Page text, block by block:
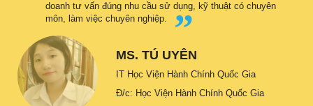
doanh tư vấn đúng nhu cầu sử dụng, kỹ thuật có chuyên
môn, làm việc chuyên nghiệp.
MS. TÚ UYÊN
IT Học Viện Hành Chính Quốc Gia
Đ/c: Học Viện Hành Chính Quốc Gia